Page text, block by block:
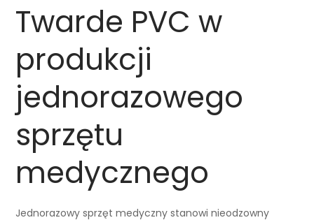
Twarde PVC w
produkcji
jednorazowego
sprzętu
medycznego
Jednorazowy sprzęt medyczny stanowi nieodzowny